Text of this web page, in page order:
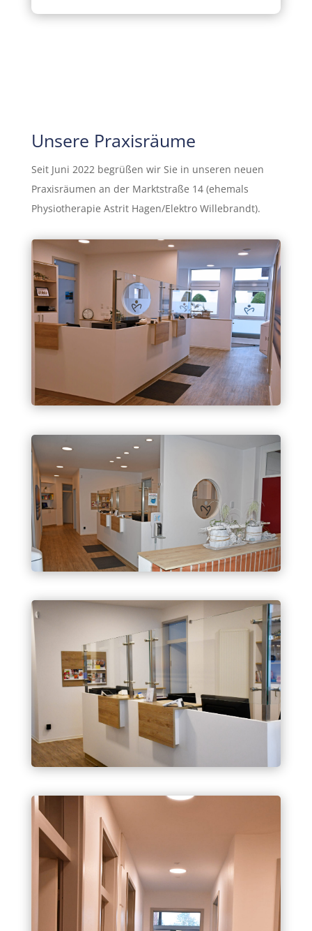
Unsere Praxisräume
Seit Juni 2022 begrüßen wir Sie in unseren neuen
Praxisräumen an der Marktstraße 14 (ehemals
Physiotherapie Astrit Hagen/Elektro Willebrandt).